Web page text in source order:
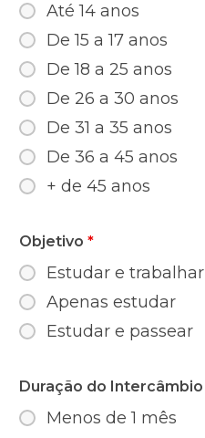
Até 14 anos
De 15 a 17 anos
De 18 a 25 anos
De 26 a 30 anos
De 31 a 35 anos
De 36 a 45 anos
+ de 45 anos
Objetivo *
Estudar e trabalhar
Apenas estudar
Estudar e passear
Duração do Intercâmbio
Menos de 1 mês